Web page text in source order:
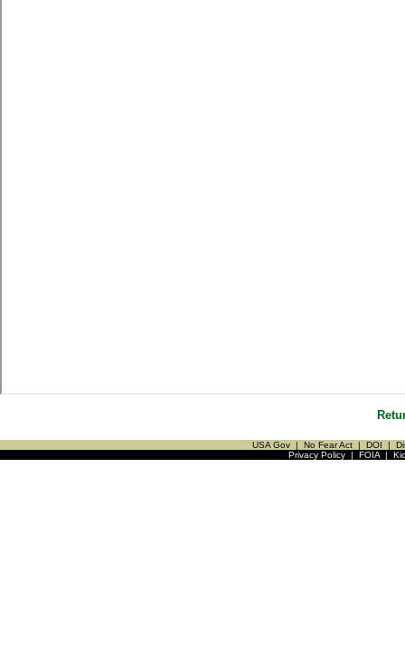
USA Gov | No Fear Act | DOI |
Privacy Policy| FOIA|